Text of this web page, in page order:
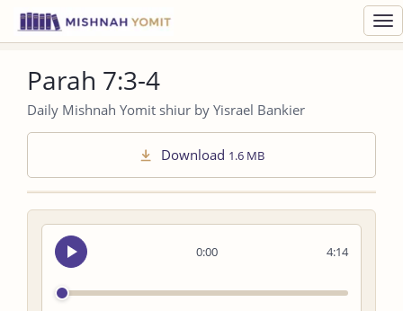
Parah 7:3-4
Daily Mishnah Yomit shiur by Yisrael Bankier
Download 1.6 MB
0:00
Seek
audio
4:14